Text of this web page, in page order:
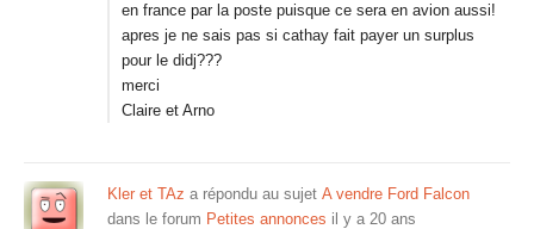
en france par la poste puisque ce sera en avion aussi!
apres je ne sais pas si cathay fait payer un surplus
pour le didj???
merci
Claire et Arno
Kler et TAz a répondu au sujet A vendre Ford Falcon
dans le forum Petites annonces il y a 20 ans